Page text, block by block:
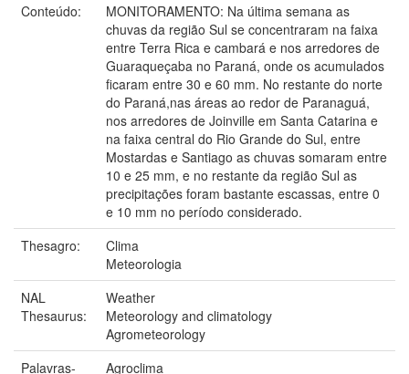
Conteúdo:
MONITORAMENTO: Na última semana as
chuvas da região Sul se concentraram na faixa
entre Terra Rica e cambará e nos arredores de
Guaraqueçaba no Paraná, onde os acumulados
ficaram entre 30 e 60 mm. No restante do norte
do Paraná,nas áreas ao redor de Paranaguá,
nos arredores de Joinville em Santa Catarina e
na faixa central do Rio Grande do Sul, entre
Mostardas e Santiago as chuvas somaram entre
10 e 25 mm, e no restante da região Sul as
precipitações foram bastante escassas, entre 0
e 10 mm no período considerado.
Thesagro:
Clima
Meteorologia
NAL
Thesaurus:
Weather
Meteorology and climatology
Agrometeorology
Palavras-
Agroclima